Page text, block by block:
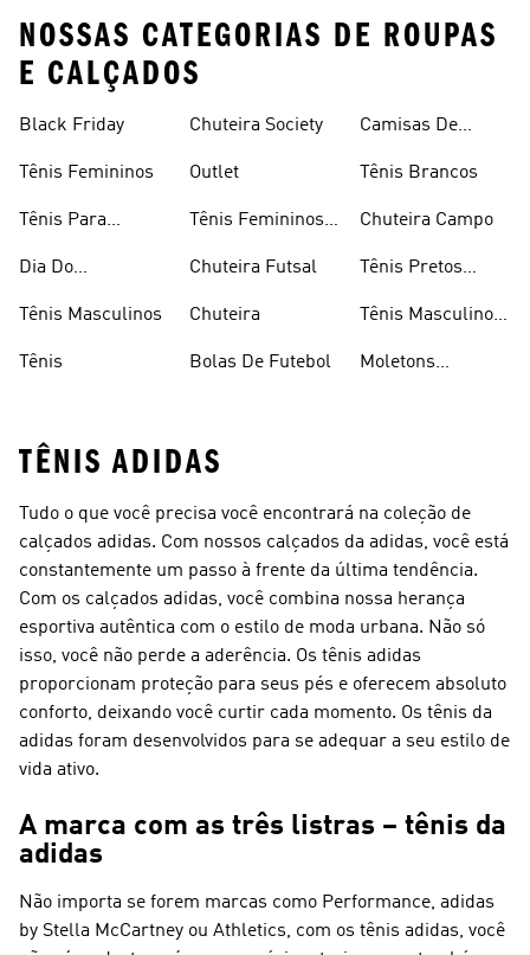
NOSSAS CATEGORIAS DE ROUPAS
E CALÇADOS
Black Friday
Tênis Femininos
Tênis Para
Dia Do
Tênis Masculinos
Tênis
Chuteira Society
Outlet
Tênis Femininos
Chuteira Futsal
Chuteira
Bolas De Futebol
Camisas De
Tênis Brancos
Chuteira Campo
Tênis Pretos
Tênis Masculino
Moletons
TÊNIS ADIDAS
Tudo o que você precisa você encontrará na coleção de
calçados adidas. Com nossos calçados da adidas, você está
constantemente um passo à frente da última tendência.
Com os calçados adidas, você combina nossa herança
esportiva autêntica com o estilo de moda urbana. Não só
isso, você não perde a aderência. Os tênis adidas
proporcionam proteção para seus pés e oferecem absoluto
conforto, deixando você curtir cada momento. Os tênis da
adidas foram desenvolvidos para se adequar a seu estilo de
vida ativo.
A marca com as três listras – tênis da
adidas
Não importa se forem marcas como Performance, adidas
by Stella McCartney ou Athletics, com os tênis adidas, você